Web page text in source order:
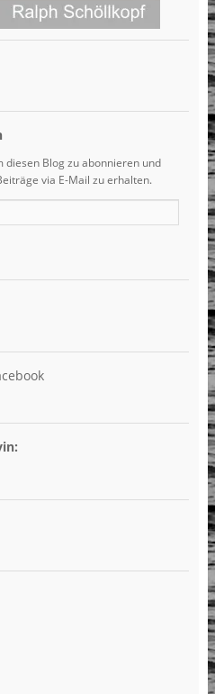
diesen Blog zu abonnieren und
via E-Mail zu erhalten.